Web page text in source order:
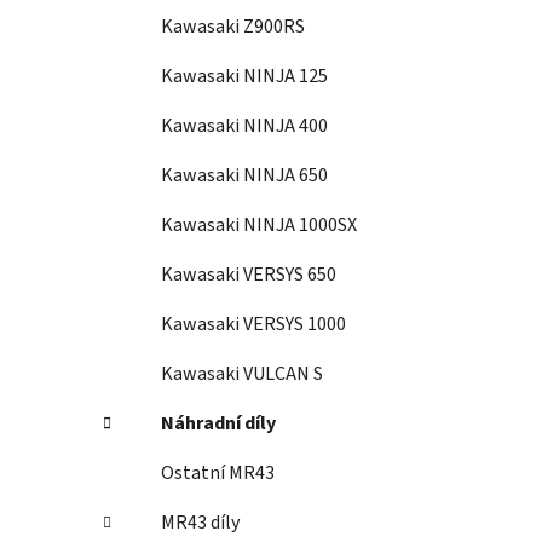
Kawasaki Z900RS
Kawasaki NINJA 125
Kawasaki NINJA 400
Kawasaki NINJA 650
Kawasaki NINJA 1000SX
Kawasaki VERSYS 650
Kawasaki VERSYS 1000
Kawasaki VULCAN S
Náhradní díly
Ostatní MR43
MR43 díly